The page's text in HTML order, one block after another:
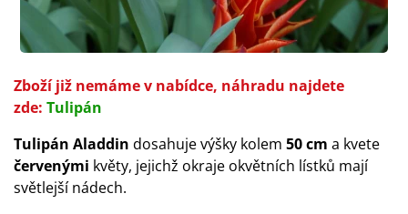
Zboží již nemáme v nabídce, náhradu najdete
zde: Tulipán
Tulipán Aladdin dosahuje výšky kolem 50 cm a kvete
červenými květy, jejichž okraje okvětních lístků mají
světlejší nádech.